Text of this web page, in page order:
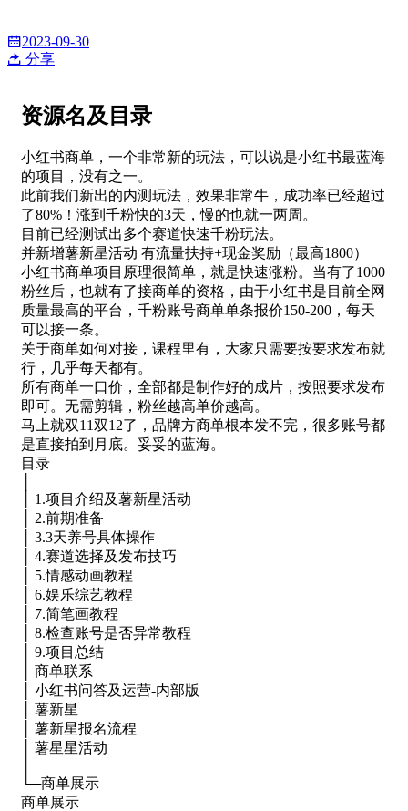
2023-09-30
分享
资源名及目录
小红书商单，一个非常新的玩法，可以说是小红书最蓝海
的项目，没有之一。
此前我们新出的内测玩法，效果非常牛，成功率已经超过
了80%！涨到千粉快的3天，慢的也就一两周。
目前已经测试出多个赛道快速千粉玩法。
并新增薯新星活动 有流量扶持+现金奖励（最高1800）
小红书商单项目原理很简单，就是快速涨粉。当有了1000
粉丝后，也就有了接商单的资格，由于小红书是目前全网
质量最高的平台，千粉账号商单单条报价150-200，每天
可以接一条。
关于商单如何对接，课程里有，大家只需要按要求发布就
行，几乎每天都有。
所有商单一口价，全部都是制作好的成片，按照要求发布
即可。无需剪辑，粉丝越高单价越高。
马上就双11双12了，品牌方商单根本发不完，很多账号都
是直接拍到月底。妥妥的蓝海。
目录
│ 1.项目介绍及薯新星活动
│ 2.前期准备
│ 3.3天养号具体操作
│ 4.赛道选择及发布技巧
│ 5.情感动画教程
│ 6.娱乐综艺教程
│ 7.简笔画教程
│ 8.检查账号是否异常教程
│ 9.项目总结
│ 商单联系
│ 小红书问答及运营-内部版
│ 薯新星
│ 薯新星报名流程
│ 薯星星活动
└─商单展示
商单展示